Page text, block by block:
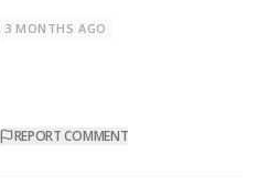
3 MONTHS AGO
REPORT COMMENT